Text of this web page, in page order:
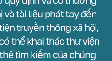
và tài liệu phát tay đến
truyền thông xã hội,
thể khai thác thư viện
tìm kiếm của chúng